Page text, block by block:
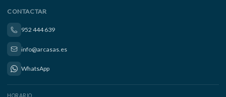
CONTACTAR
952 444 639
info@arcasas.es
WhatsApp
HORARIO